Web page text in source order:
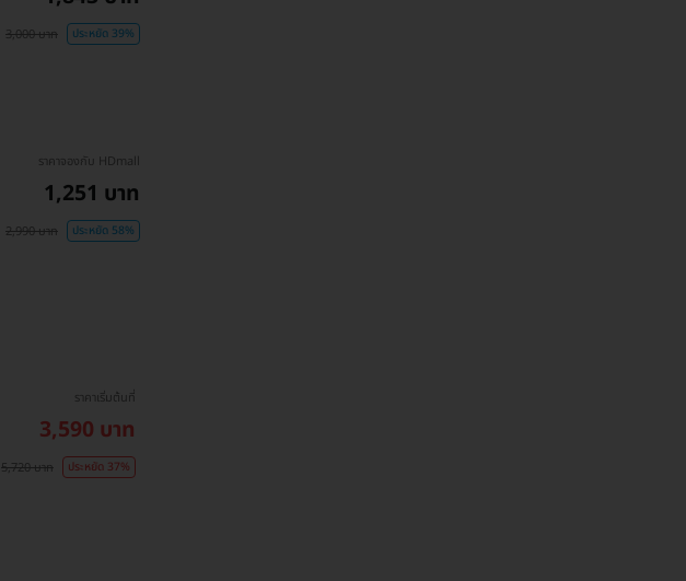
3,000 บาท ประหยัด 39%
ราคาจองกับ HDmall
1,251 บาท
2,990 บาท ประหยัด 58%
ราคาเริ่มต้นที่
3,590 บาท
5,720 บาท ประหยัด 37%